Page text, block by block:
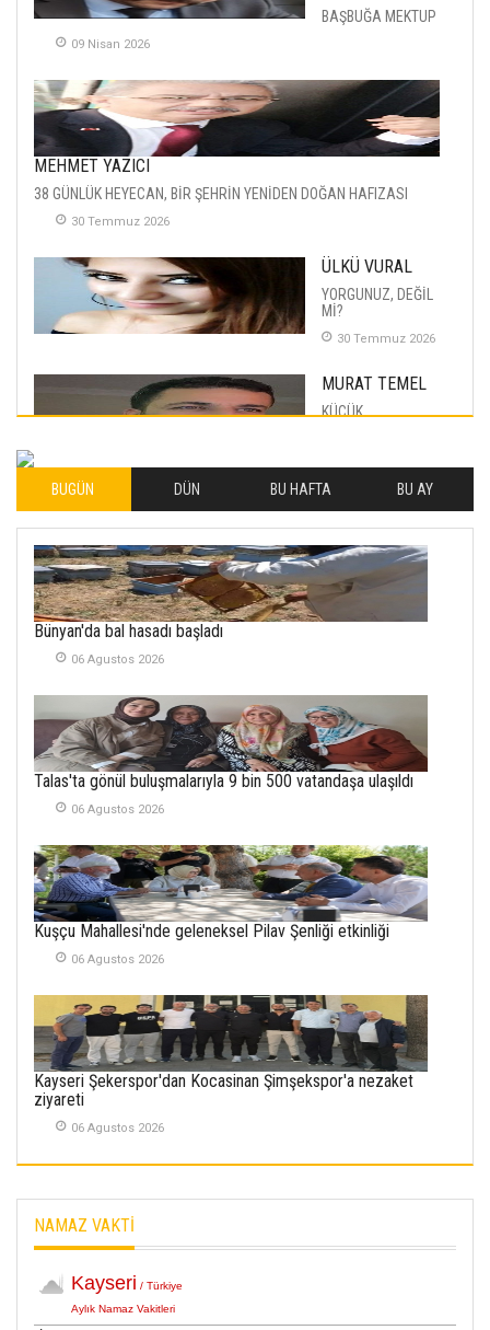
BAŞBUĞA MEKTUP
09 Nisan 2026
MEHMET YAZICI
38 GÜNLÜK HEYECAN, BİR ŞEHRİN YENİDEN DOĞAN HAFIZASI
30 Temmuz 2026
ÜLKÜ VURAL
YORGUNUZ, DEĞİL
Mİ?
30 Temmuz 2026
MURAT TEMEL
KÜÇÜK
İLHAN YILMAZ
SOFRADA AYRIMCILIK
VAR
26 Subat 2026
METİN ERTEM
21 Haziran 2026
SEMRA ŞAHİN
KENDİNE UYANMAK
Merve Şimşek
İlgi Alanlarımız ve Biz
02 Ekim 2025
Kayserispor,
Rizespor’la Nihayet 3
puana Ulaştı
01 Mayis 2026
BUGÜN DÜN BU HAFTA BU AY
Bünyan'da bal hasadı başladı
06 Agustos 2026
Talas'ta gönül buluşmalarıyla 9 bin 500 vatandaşa ulaşıldı
06 Agustos 2026
Kuşçu Mahallesi'nde geleneksel Pilav Şenliği etkinliği
06 Agustos 2026
Kayseri Şekerspor'dan Kocasinan Şimşekspor'a nezaket
ziyareti
06 Agustos 2026
NAMAZ VAKTİ